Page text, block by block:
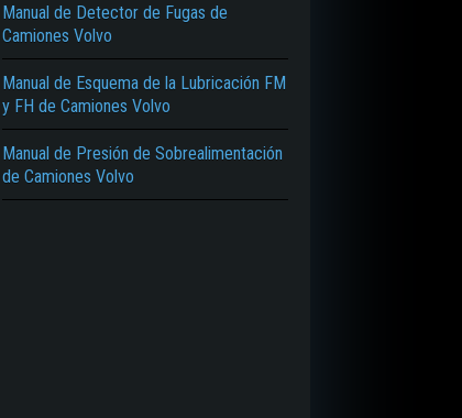
Manual de Detector de Fugas de
Camiones Volvo
Manual de Esquema de la Lubricación FM
y FH de Camiones Volvo
Manual de Presión de Sobrealimentación
de Camiones Volvo